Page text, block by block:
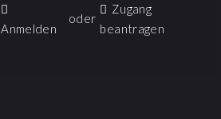
Anmelden
oder
Zugang
beantragen